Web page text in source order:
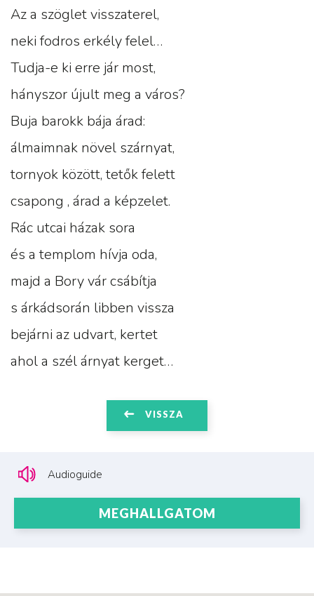
Az a szöglet visszaterel,
neki fodros erkély felel…
Tudja-e ki erre jár most,
hányszor újult meg a város?
Buja barokk bája árad:
álmaimnak növel szárnyat,
tornyok között, tetők felett
csapong , árad a képzelet.
Rác utcai házak sora
és a templom hívja oda,
majd a Bory vár csábítja
s árkádsorán libben vissza
bejárni az udvart, kertet
ahol a szél árnyat kerget…
VISSZA
Audioguide
MEGHALLGATOM